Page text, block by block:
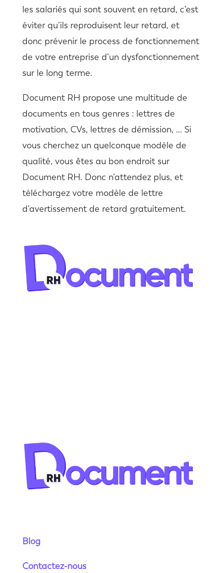
les salariés qui sont souvent en retard, c’est
éviter qu’ils reproduisent leur retard, et
donc prévenir le process de fonctionnement
de votre entreprise d’un dysfonctionnement
sur le long terme.
Document RH propose une multitude de
documents en tous genres : lettres de
motivation, CVs, lettres de démission, … Si
vous cherchez un quelconque modèle de
qualité, vous êtes au bon endroit sur
Document RH. Donc n’attendez plus, et
téléchargez votre modèle de lettre
d’avertissement de retard gratuitement.
Blog
Contactez-nous